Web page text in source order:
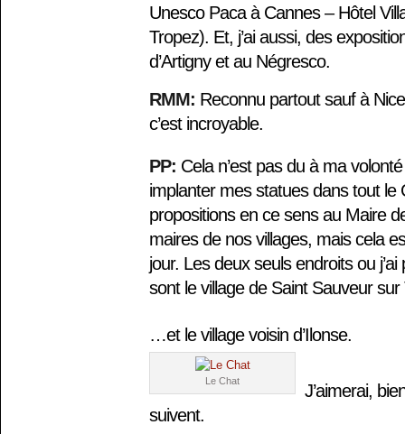
Unesco Paca à Cannes – Hôtel
Tropez). Et, j’ai aussi, des
d’Artigny et au Négresco.
RMM: Reconnu partout sauf à
c’est incroyable.
PP: Cela n’est pas du à ma
implanter mes statues dans tout le
propositions en ce sens au Maire
maires de nos villages, mais cela
jour. Les deux seuls endroits ou
sont le village de Saint Sauveur
…et le village voisin d’Ilonse.
Le Chat
J’aimerai,
suivent.